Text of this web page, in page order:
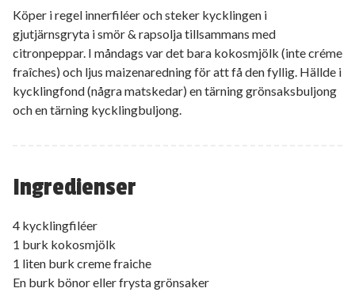
Ingredienser
4 kycklingfiléer
1 burk kokosmjölk
1 liten burk creme fraiche
En burk bönor eller frysta grönsaker
Köper i regel innerfiléer och steker kycklingen i
gjutjärnsgryta i smör & rapsolja tillsammans med
citronpeppar. I måndags var det bara kokosmjölk (inte créme
fraîches) och ljus maizenaredning för att få den fyllig. Hällde i
kycklingfond (några matskedar) en tärning grönsaksbuljong
och en tärning kycklingbuljong.